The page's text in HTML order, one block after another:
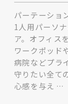
パーテーショ
1人用パーソ
ア。オフィス
ワークポッド
病院などプラ
守りたい全て
心感を与え …